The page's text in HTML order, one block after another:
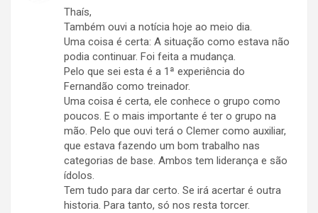
Thaís,
Também ouvi a notícia hoje ao meio dia.
Uma coisa é certa: A situação como estava não
podia continuar. Foi feita a mudança.
Pelo que sei esta é a 1ª experiência do
Fernandão como treinador.
Uma coisa é certa, ele conhece o grupo como
poucos. E o mais importante é ter o grupo na
mão. Pelo que ouvi terá o Clemer como auxiliar,
que estava fazendo um bom trabalho nas
categorias de base. Ambos tem liderança e são
ídolos.
Tem tudo para dar certo. Se irá acertar é outra
historia. Para tanto, só nos resta torcer.